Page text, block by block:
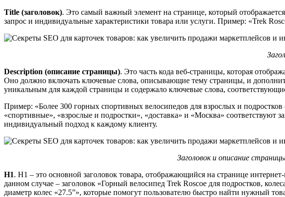
Title (заголовок). Это самый важный элемент на странице, который
запрос и индивидуальные характеристики товара или услуги. Пример: «Trek
Description (описание страницы). Это часть кода веб-страницы, которая
Оно должно включать ключевые слова, описывающие тему страницы, и
уникальным для каждой страницы и содержало ключевые слова,
Пример: «Более 300 горных спортивных велосипедов для взрослых и
«спортивные», «взрослые и подростки», «доставка» и «Москва»
индивидуальный подход к каждому клиенту.
Заголовок и описание
H1. H1 – это основной заголовок товара, отображающийся на странице
данном случае – заголовок «Горный велосипед Trek Roscoe для подростков,
диаметр колес «27.5”», которые помогут пользователю быстро найти нужный